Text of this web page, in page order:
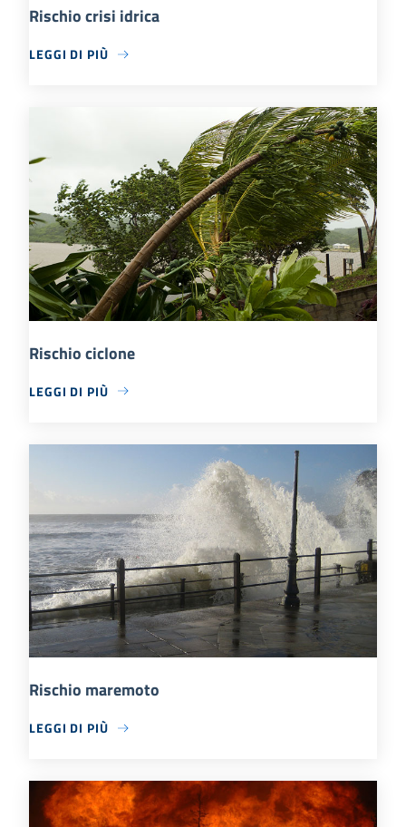
Rischio crisi idrica
LEGGI DI PIÙ
Rischio ciclone
LEGGI DI PIÙ
Rischio maremoto
LEGGI DI PIÙ